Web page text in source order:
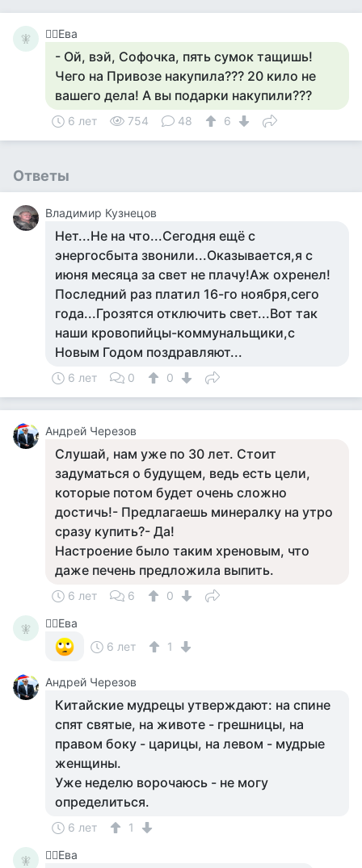
🧚‍ 🧚‍♀️Ева
- Ой, вэй, Софочка, пять сумок тащишь!
Чего на Привозе накупила??? 20 кило не
вашего дела! А вы подарки накупили???
6 лет 754 48 6
Ответы
Владимир Кузнецов
Нет...Не на что...Сегодня ещё с
энергосбыта звонили...Оказывается,я с
июня месяца за свет не плачу!Аж охренел!
Последний раз платил 16-го ноября,сего
года...Грозятся отключить свет...Вот так
наши кровопийцы-коммунальщики,с
Новым Годом поздравляют...
6 лет 0 0
Андрей Черезов
Слушай, нам уже по 30 лет. Стоит
задуматься о будущем, ведь есть цели,
которые потом будет очень сложно
достичь!- Предлагаешь минералку на утро
сразу купить?- Да!
Настроение было таким хреновым, что
даже печень предложила выпить.
6 лет 6 0
🧚‍
🧚‍♀️Ева
6 лет
1
Андрей Черезов
Китайские мудрецы утверждают: на спине
спят святые, на животе - грешницы, на
правом боку - царицы, на левом - мудрые
женщины.
Уже неделю ворочаюсь - не могу
определиться.
6 лет 1
🧚‍ 🧚‍♀️Ева